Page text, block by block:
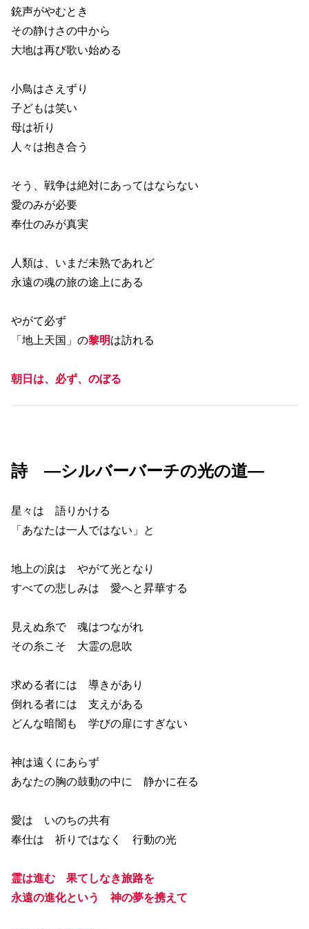
銃声がやむとき
その静けさの中から
大地は再び歌い始める
小鳥はさえずり
子どもは笑い
母は祈り
人々は抱き合う
そう、戦争は絶対にあってはならない
愛のみが必要
奉仕のみが真実
人類は、いまだ未熟であれど
永遠の魂の旅の途上にある
やがて必ず
「地上天国」の黎明は訪れる
朝日は、必ず、のぼる
詩 ―シルバーバーチの光の道―
星々は 語りかける
「あなたは一人ではない」と
地上の涙は やがて光となり
すべての悲しみは 愛へと昇華する
見えぬ糸で 魂はつながれ
その糸こそ 大霊の息吹
求める者には 導きがあり
倒れる者には 支えがある
どんな暗闇も 学びの扉にすぎない
神は遠くにあらず
あなたの胸の鼓動の中に 静かに在る
愛は いのちの共有
奉仕は 祈りではなく 行動の光
霊は進む 果てしなき旅路を
永遠の進化という 神の夢を携えて